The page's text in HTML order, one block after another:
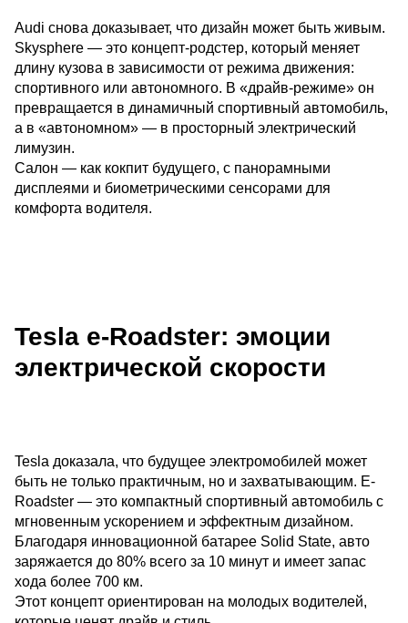
Audi снова доказывает, что дизайн может быть живым.
Skysphere — это концепт-родстер, который меняет
длину кузова в зависимости от режима движения:
спортивного или автономного. В «драйв-режиме» он
превращается в динамичный спортивный автомобиль,
а в «автономном» — в просторный электрический
лимузин.
Салон — как кокпит будущего, с панорамными
дисплеями и биометрическими сенсорами для
комфорта водителя.
Tesla e-Roadster: эмоции
электрической скорости
Tesla доказала, что будущее электромобилей может
быть не только практичным, но и захватывающим. E-
Roadster — это компактный спортивный автомобиль с
мгновенным ускорением и эффектным дизайном.
Благодаря инновационной батарее Solid State, авто
заряжается до 80% всего за 10 минут и имеет запас
хода более 700 км.
Этот концепт ориентирован на молодых водителей,